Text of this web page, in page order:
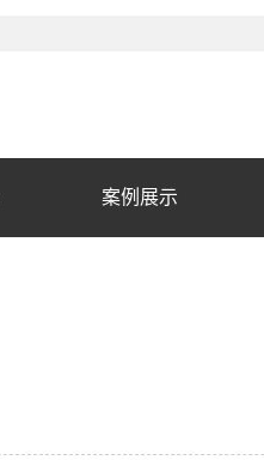
案例展示